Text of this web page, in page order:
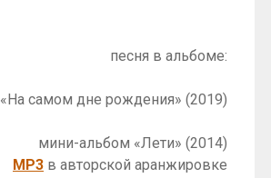
песня в альбоме:
«На самом дне рождения» (2019)
мини-альбом «Лети» (2014)
MP3 в авторской аранжировке